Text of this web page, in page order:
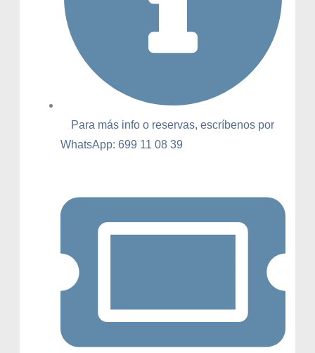
Para más info o reservas, escríbenos por
WhatsApp: 699 11 08 39